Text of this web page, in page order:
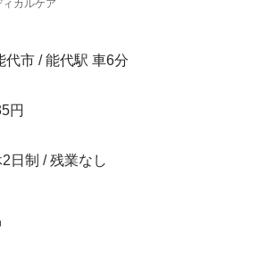
カルケア
代市 / 能代駅 車6分
円
日制 / 残業なし